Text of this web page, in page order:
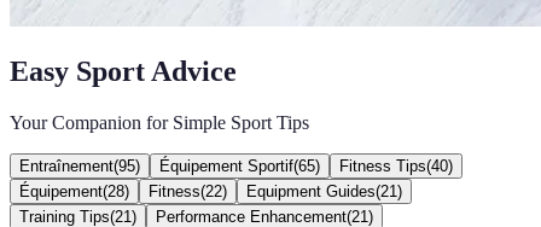
Easy Sport Advice
Your Companion for Simple Sport Tips
Entraînement(95) Équipement Sportif(65) Fitness Tips(40)
Équipement(28) Fitness(22) Equipment Guides(21 )
Training Tips(21 ) Performance Enhancement(21 )